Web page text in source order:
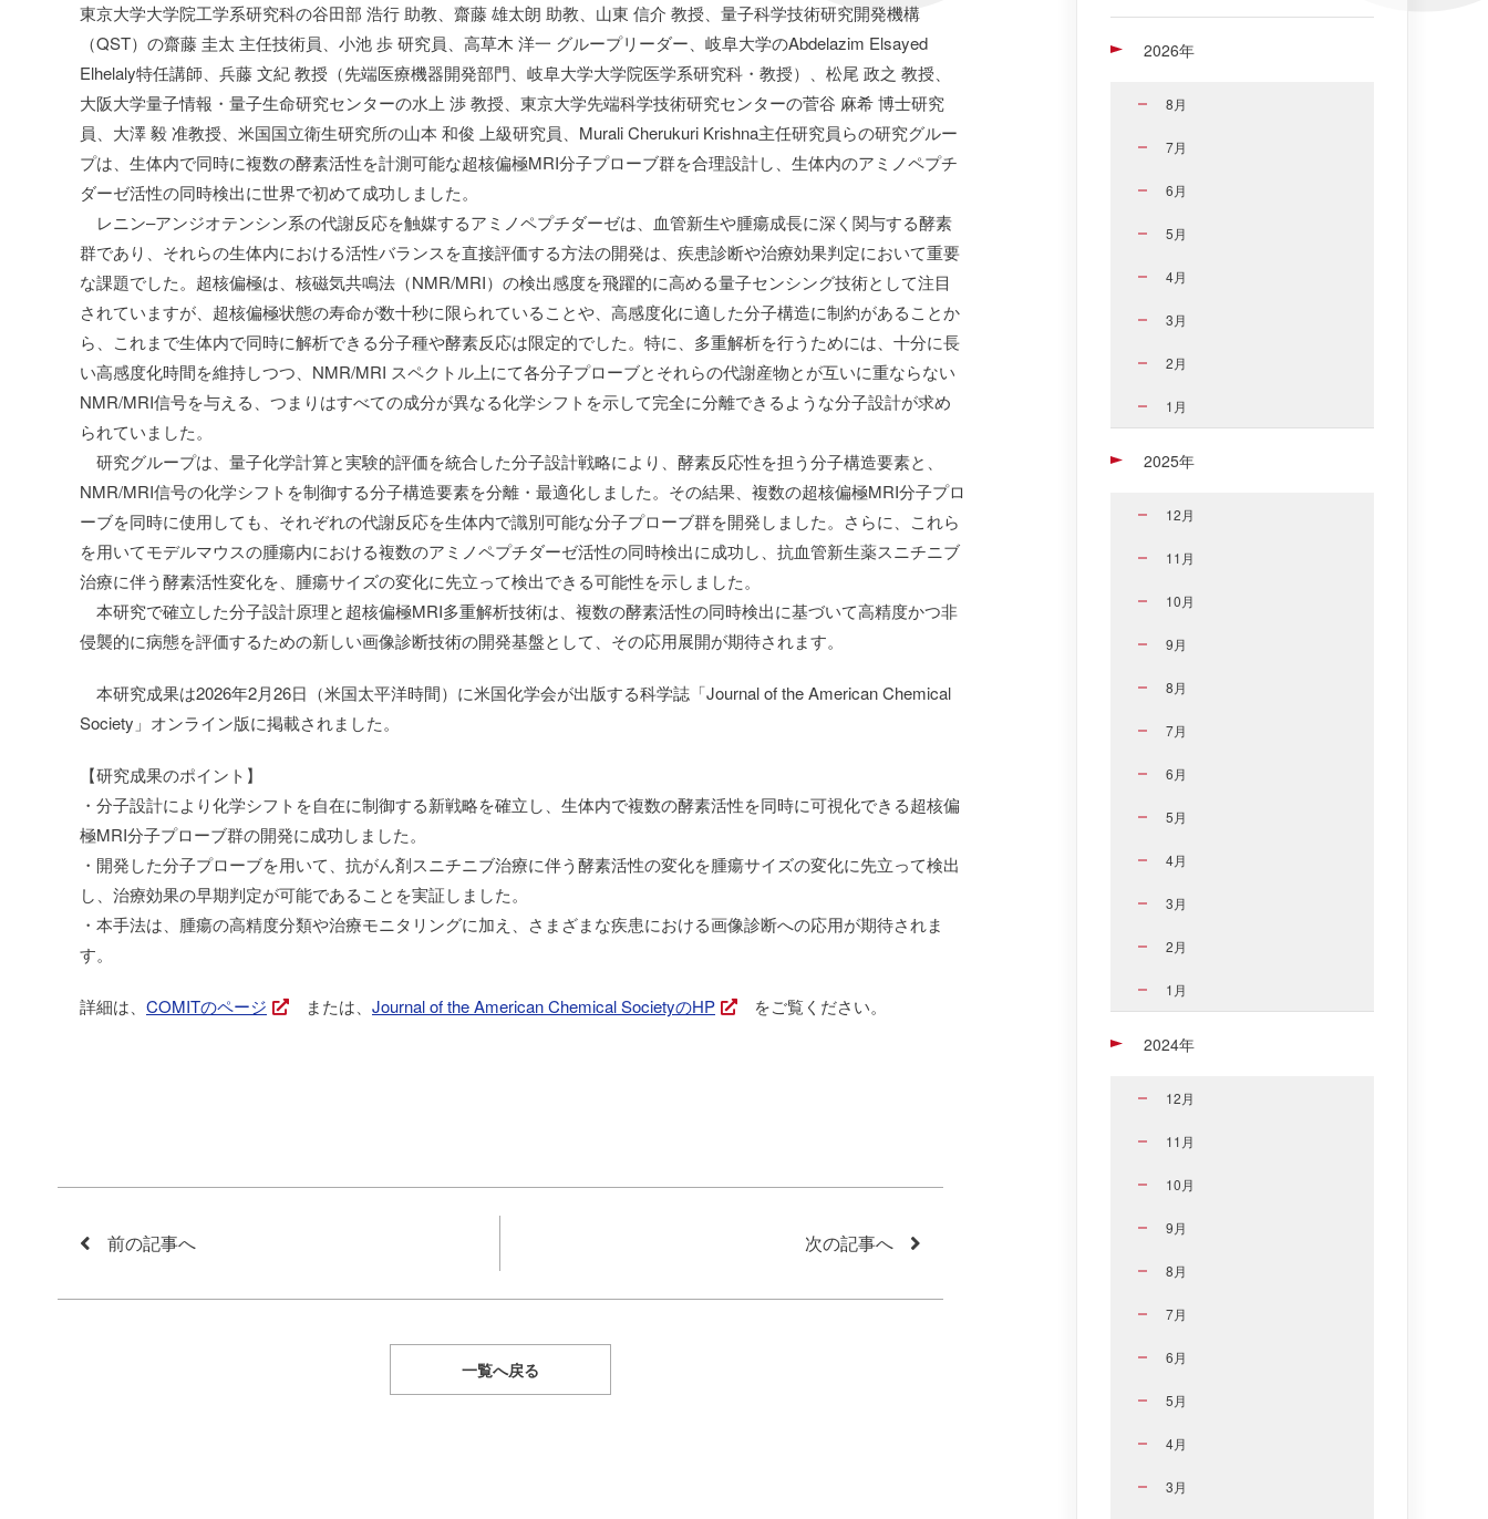
東京大学大学院工学系研究科の谷田部 浩行 助教、齋藤 雄太朗 助教、山東 信介 教授、量子科学技術研究開発機構
（QST）の齋藤 圭太 主任技術員、小池 歩 研究員、高草木 洋一 グループリーダー、岐阜大学のAbdelazim Elsayed
Elhelaly特任講師、兵藤 文紀 教授（先端医療機器開発部門、岐阜大学大学院医学系研究科・教授）、松尾 政之 教授、
大阪大学量子情報・量子生命研究センターの水上 渉 教授、東京大学先端科学技術研究センターの菅谷 麻希 博士研究
員、大澤 毅 准教授、米国国立衛生研究所の山本 和俊 上級研究員、Murali Cherukuri Krishna主任研究員らの研究グルー
プは、生体内で同時に複数の酵素活性を計測可能な超核偏極MRI分子プローブ群を合理設計し、生体内のアミノペプチ
ダーゼ活性の同時検出に世界で初めて成功しました。
レニン–アンジオテンシン系の代謝反応を触媒するアミノペプチダーゼは、血管新生や腫瘍成長に深く関与する酵素
群であり、それらの生体内における活性バランスを直接評価する方法の開発は、疾患診断や治療効果判定において重要
な課題でした。超核偏極は、核磁気共鳴法（NMR/MRI）の検出感度を飛躍的に高める量子センシング技術として注目
されていますが、超核偏極状態の寿命が数十秒に限られていることや、高感度化に適した分子構造に制約があることか
ら、これまで生体内で同時に解析できる分子種や酵素反応は限定的でした。特に、多重解析を行うためには、十分に長
い高感度化時間を維持しつつ、NMR/MRI スペクトル上にて各分子プローブとそれらの代謝産物とが互いに重ならない
NMR/MRI信号を与える、つまりはすべての成分が異なる化学シフトを示して完全に分離できるような分子設計が求め
られていました。
研究グループは、量子化学計算と実験的評価を統合した分子設計戦略により、酵素反応性を担う分子構造要素と、
NMR/MRI信号の化学シフトを制御する分子構造要素を分離・最適化しました。その結果、複数の超核偏極MRI分子プロ
ーブを同時に使用しても、それぞれの代謝反応を生体内で識別可能な分子プローブ群を開発しました。さらに、これら
を用いてモデルマウスの腫瘍内における複数のアミノペプチダーゼ活性の同時検出に成功し、抗血管新生薬スニチニブ
治療に伴う酵素活性変化を、腫瘍サイズの変化に先立って検出できる可能性を示しました。
本研究で確立した分子設計原理と超核偏極MRI多重解析技術は、複数の酵素活性の同時検出に基づいて高精度かつ非
侵襲的に病態を評価するための新しい画像診断技術の開発基盤として、その応用展開が期待されます。
本研究成果は2026年2月26日（米国太平洋時間）に米国化学会が出版する科学誌「Journal of the American Chemical
Society」オンライン版に掲載されました。
【研究成果のポイント】
・分子設計により化学シフトを自在に制御する新戦略を確立し、生体内で複数の酵素活性を同時に可視化できる超核偏
極MRI分子プローブ群の開発に成功しました。
・開発した分子プローブを用いて、抗がん剤スニチニブ治療に伴う酵素活性の変化を腫瘍サイズの変化に先立って検出
し、治療効果の早期判定が可能であることを実証しました。
・本手法は、腫瘍の高精度分類や治療モニタリングに加え、さまざまな疾患における画像診断への応用が期待されま
す。
詳細は、 COMITのページ または、 Journal of the American Chemical SocietyのHP をご覧ください。
前の記事へ 次の記事へ
一覧へ戻る
2026年
8月
7月
6月
5月
4月
3月
2月
1月
2025年
12月
11月
10月
9月
8月
7月
6月
5月
4月
3月
2月
1月
2024年
12月
11月
10月
9月
8月
7月
6月
5月
4月
3月